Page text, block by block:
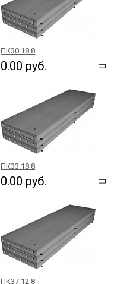
ПК30.18 8
0.00 руб.
ПК33.18 8
0.00 руб.
ПК37.12 8